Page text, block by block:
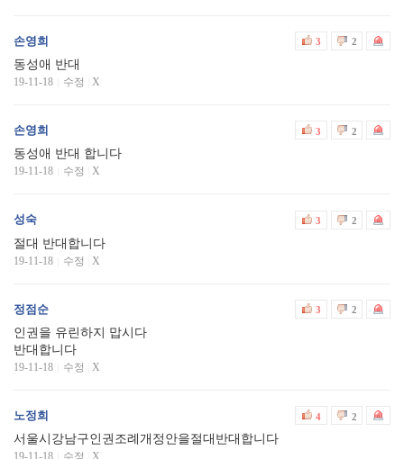
손영희 3 2
동성애 반대
19-11-18 수정 X
손영희 3 2
동성애 반대 합니다
19-11-18 수정 X
성숙 3 2
절대 반대합니다
19-11-18 수정 X
정점순 3 2
인권을 유린하지 맙시다
반대합니다
19-11-18 수정 X
노정희 4 2
서울시강남구인권조례개정안을절대반대합니다
19-11-18 수정 X